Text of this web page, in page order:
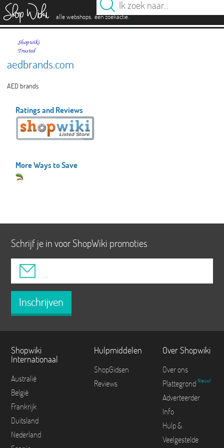
alle webshops. één zoekactie.
aedbrands.com
AED brands
Ratings and Reviews
More Ways to Save
Schrijf je in voor ShopWiki promoties
Inschrijven
Shopwiki
Internationaal
Australië
België
Frankrijk
Duitsland
Nederland
Hulpmiddelen
ShopGidsen
Reviews
Over Shopwiki
Over ons
Plattegrond Nieuw!
Adverteerder
Info
Hulp &
Veelgestelde